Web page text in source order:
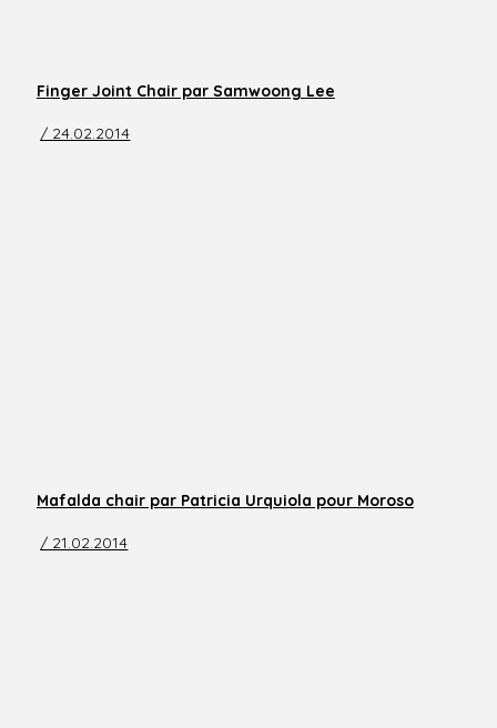
Finger Joint Chair par Samwoong Lee
/ 24.02.2014
Mafalda chair par Patricia Urquiola pour Moroso
/ 21.02.2014